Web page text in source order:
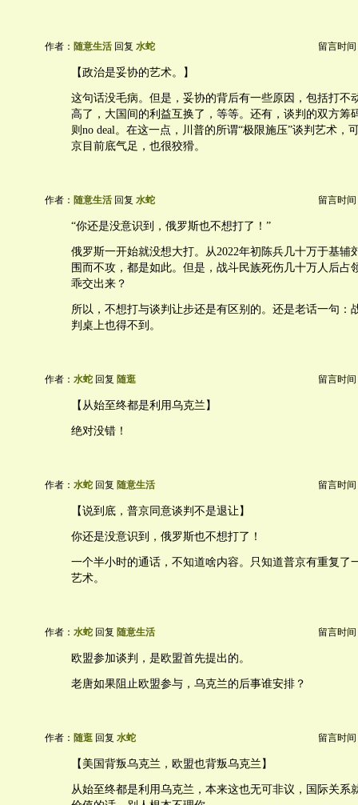
作者： 随意生活 回复 水蛇 留言时间
【政治是妥协的艺术。】
这句话没毛病。但是，妥协的背后有一些原因，包括打不
高了，大国间的利益互换了，等等。还有，谈判的双方筹
则no deal。在这一点，川普的所谓“极限施压”谈判艺术，
京目前底气足，也很狡猾。
作者： 随意生活 回复 水蛇 留言时间
“你还是没意识到，俄罗斯也不想打了！”
俄罗斯一开始就没想大打。从2022年初陈兵几十万于基辅
围而不攻，都是如此。但是，战斗民族死伤几十万人后占
乖交出来？
所以，不想打与谈判让步还是有区别的。还是老话一句：
判桌上也得不到。
作者： 水蛇 回复 随逛 留言时间
【从始至终都是利用乌克兰】
绝对没错！
作者： 水蛇 回复 随意生活 留言时间
【说到底，普京同意谈判不是退让】
你还是没意识到，俄罗斯也不想打了！
一个半小时的通话，不知道啥内容。只知道普京有重复了
艺术。
作者： 水蛇 回复 随意生活 留言时间
欧盟参加谈判，是欧盟首先提出的。
老唐如果阻止欧盟参与，乌克兰的后事谁安排？
作者： 随逛 回复 水蛇 留言时间
【美国背叛乌克兰，欧盟也背叛乌克兰】
从始至终都是利用乌克兰，本来这也无可非议，国际关系